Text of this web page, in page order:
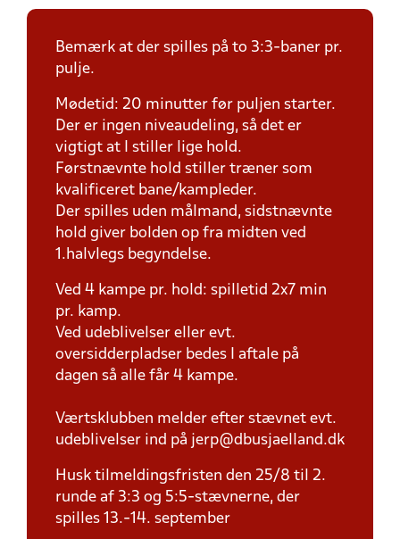
Bemærk at der spilles på to 3:3-baner pr.
pulje.
Mødetid: 20 minutter før puljen starter.
Der er ingen niveaudeling, så det er
vigtigt at I stiller lige hold.
Førstnævnte hold stiller træner som
kvalificeret bane/kampleder.
Der spilles uden målmand, sidstnævnte
hold giver bolden op fra midten ved
1.halvlegs begyndelse.
Ved 4 kampe pr. hold: spilletid 2x7 min
pr. kamp.
Ved udeblivelser eller evt.
oversidderpladser bedes I aftale på
dagen så alle får 4 kampe.
Værtsklubben melder efter stævnet evt.
udeblivelser ind på jerp@dbusjaelland.dk
Husk tilmeldingsfristen den 25/8 til 2.
runde af 3:3 og 5:5-stævnerne, der
spilles 13.-14. september